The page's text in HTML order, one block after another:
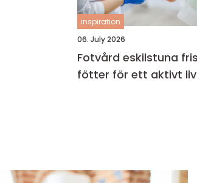
inspiration
06. July 2026
Fotvård eskilstuna friska
fötter för ett aktivt liv